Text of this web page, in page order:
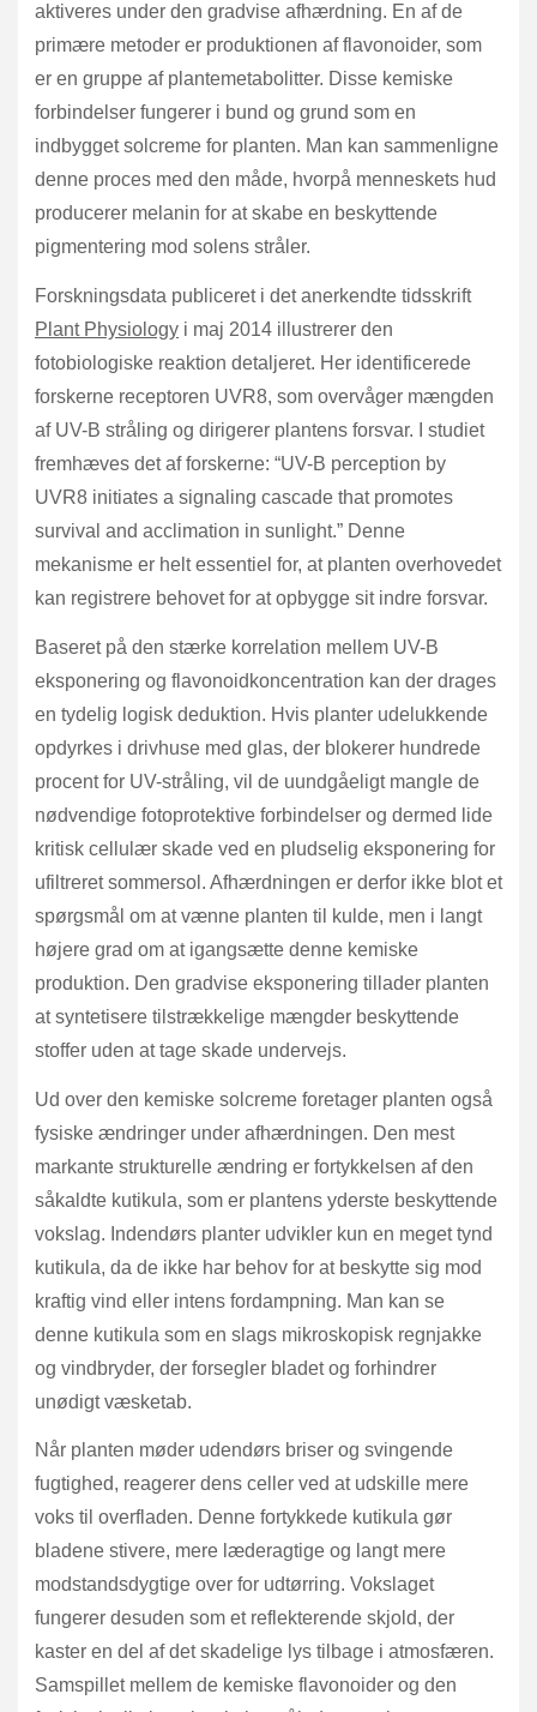
aktiveres under den gradvise afhærdning. En af de
primære metoder er produktionen af flavonoider, som
er en gruppe af plantemetabolitter. Disse kemiske
forbindelser fungerer i bund og grund som en
indbygget solcreme for planten. Man kan sammenligne
denne proces med den måde, hvorpå menneskets hud
producerer melanin for at skabe en beskyttende
pigmentering mod solens stråler.
Forskningsdata publiceret i det anerkendte tidsskrift
Plant Physiology i maj 2014 illustrerer den
fotobiologiske reaktion detaljeret. Her identificerede
forskerne receptoren UVR8, som overvåger mængden
af UV-B stråling og dirigerer plantens forsvar. I studiet
fremhæves det af forskerne: “UV-B perception by
UVR8 initiates a signaling cascade that promotes
survival and acclimation in sunlight.” Denne
mekanisme er helt essentiel for, at planten overhovedet
kan registrere behovet for at opbygge sit indre forsvar.
Baseret på den stærke korrelation mellem UV-B
eksponering og flavonoidkoncentration kan der drages
en tydelig logisk deduktion. Hvis planter udelukkende
opdyrkes i drivhuse med glas, der blokerer hundrede
procent for UV-stråling, vil de uundgåeligt mangle de
nødvendige fotoprotektive forbindelser og dermed lide
kritisk cellulær skade ved en pludselig eksponering for
ufiltreret sommersol. Afhærdningen er derfor ikke blot et
spørgsmål om at vænne planten til kulde, men i langt
højere grad om at igangsætte denne kemiske
produktion. Den gradvise eksponering tillader planten
at syntetisere tilstrækkelige mængder beskyttende
stoffer uden at tage skade undervejs.
Ud over den kemiske solcreme foretager planten også
fysiske ændringer under afhærdningen. Den mest
markante strukturelle ændring er fortykkelsen af den
såkaldte kutikula, som er plantens yderste beskyttende
vokslag. Indendørs planter udvikler kun en meget tynd
kutikula, da de ikke har behov for at beskytte sig mod
kraftig vind eller intens fordampning. Man kan se
denne kutikula som en slags mikroskopisk regnjakke
og vindbryder, der forsegler bladet og forhindrer
unødigt væsketab.
Når planten møder udendørs briser og svingende
fugtighed, reagerer dens celler ved at udskille mere
voks til overfladen. Denne fortykkede kutikula gør
bladene stivere, mere læderagtige og langt mere
modstandsdygtige over for udtørring. Vokslaget
fungerer desuden som et reflekterende skjold, der
kaster en del af det skadelige lys tilbage i atmosfæren.
Samspillet mellem de kemiske flavonoider og den